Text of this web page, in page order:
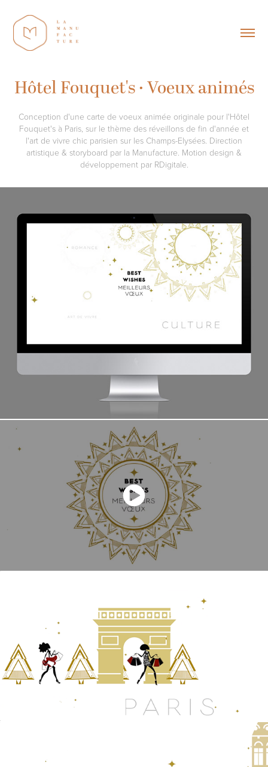
Hôtel Fouquet's · Voeux animés
Conception d'une carte de voeux animée originale pour l'Hôtel
Fouquet's à Paris, sur le thème des réveillons de fin d'année et
l'art de vivre chic parisien sur les Champs-Elysées. Direction
artistique & storyboard par la Manufacture. Motion design &
développement par RDigitale.